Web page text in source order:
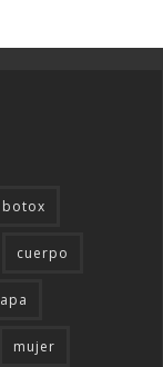
botox
cuerpo
mujer